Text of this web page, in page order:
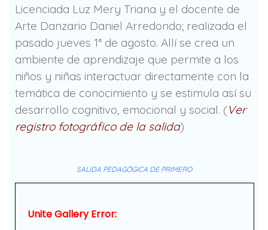
Licenciada Luz Mery Triana y el docente de
Arte Danzario Daniel Arredondo; realizada el
pasado jueves 1° de agosto. Allí se crea un
ambiente de aprendizaje que permite a los
niños y niñas interactuar directamente con la
temática de conocimiento y se estimula así su
desarrollo cognitivo, emocional y social. (Ver
registro fotográfico de la salida)
SALIDA PEDAGÓGICA DE PRIMERO
Unite Gallery Error: